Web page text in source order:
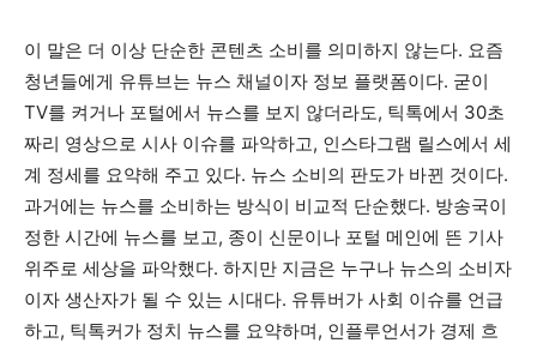
이 말은 더 이상 단순한 콘텐츠 소비를 의미하지 않는다. 요즘
청년들에게 유튜브는 뉴스 채널이자 정보 플랫폼이다. 굳이
TV를 켜거나 포털에서 뉴스를 보지 않더라도, 틱톡에서 30초
짜리 영상으로 시사 이슈를 파악하고, 인스타그램 릴스에서 세
계 정세를 요약해 주고 있다. 뉴스 소비의 판도가 바뀐 것이다.
과거에는 뉴스를 소비하는 방식이 비교적 단순했다. 방송국이
정한 시간에 뉴스를 보고, 종이 신문이나 포털 메인에 뜬 기사
위주로 세상을 파악했다. 하지만 지금은 누구나 뉴스의 소비자
이자 생산자가 될 수 있는 시대다. 유튜버가 사회 이슈를 언급
하고, 틱톡커가 정치 뉴스를 요약하며, 인플루언서가 경제 흐